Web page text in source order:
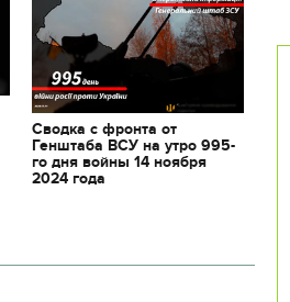
Сводка с фронта от
Генштаба ВСУ на утро 995-
го дня войны 14 ноября
2024 года